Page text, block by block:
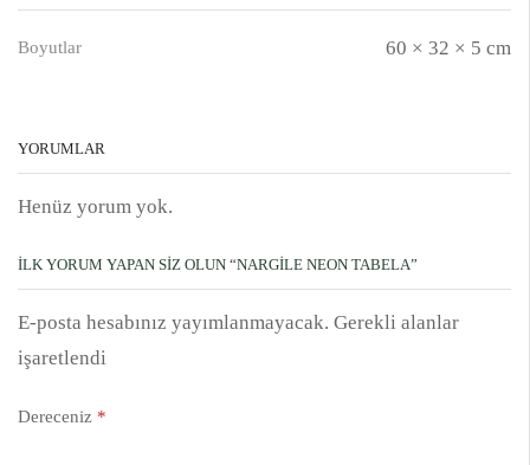
Boyutlar 60 × 32 × 5 cm
YORUMLAR
Henüz yorum yok.
İLK YORUM YAPAN SIZ OLUN “NARGILE NEON TABELA”
E-posta hesabınız yayımlanmayacak. Gerekli alanlar
işaretlendi
Dereceniz *